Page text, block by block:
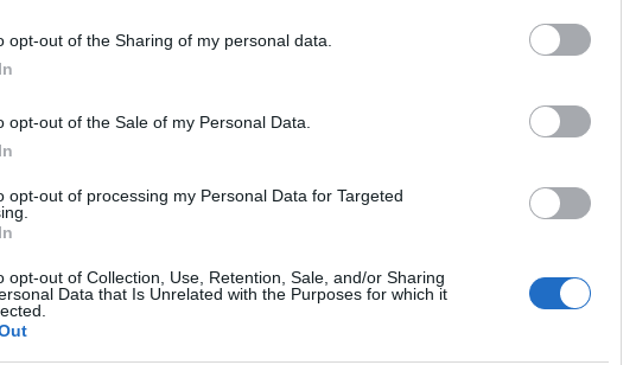
opt-out of the Sharing of my personal data.
opt-out of the Sale of my Personal Data.
opt-out of processing my Personal Data for Targeted
opt-out of Collection, Use, Retention, Sale, and/or Sharing
Data that Is Unrelated with the Purposes for which it
και τα ανθρώπινα δικαιώματα σε εποχές που όλα
την ευθύνη. Ευχαριστώ τους συναδέλφους μου
Λόμμα, ιδιαίτερα την Ντόρα Μπακογιάννη, επικεφαλής
και ευχαριστώ πρωτίστως τον πρωθυπουργό Κυριάκο
δήλωσε ο κ. Ρουσόπουλος.
Flash.gr στην αναζήτηση της Google